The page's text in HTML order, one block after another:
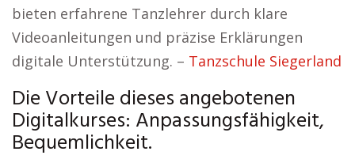
bieten erfahrene Tanzlehrer durch klare
Videoanleitungen und präzise Erklärungen
digitale Unterstützung. – Tanzschule Siegerland
Die Vorteile dieses angebotenen
Digitalkurses: Anpassungsfähigkeit,
Bequemlichkeit.